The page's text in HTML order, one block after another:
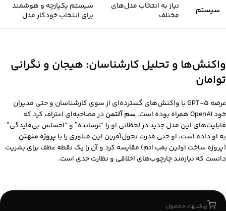
سیستم
نیاز به انتخاب مدل‌های
مختلف
سیستم یکپارچه و هوشمند
برای انتخاب خودکار مدل
واکنش‌ها و تحلیل کارشناسان: هیجان و نگرانی
توامان
عرضه GPT-5 با واکنش‌های گسترده‌ای از سوی کارشناسان و حتی مدیران
خود OpenAI همراه بوده است.
سم آلتمندر مصاحبه‌ای اعتراف کرد که
قابلیت‌های این مدل جدید در لحظاتی او را “ترسانده” و “احساس بی‌فایدگی”
به او داده است. او حتی قدرت تحول‌آفرین این فناوری را با پروژه منهتن
(پروژه ساخت اولین بمب اتم) مقایسه کرد و آن را یک نقطه عطف برای بشریت
دانست که نیازمند چارچوب‌های اخلاقی و نظارت جدی است.
پیشنهاد محصول